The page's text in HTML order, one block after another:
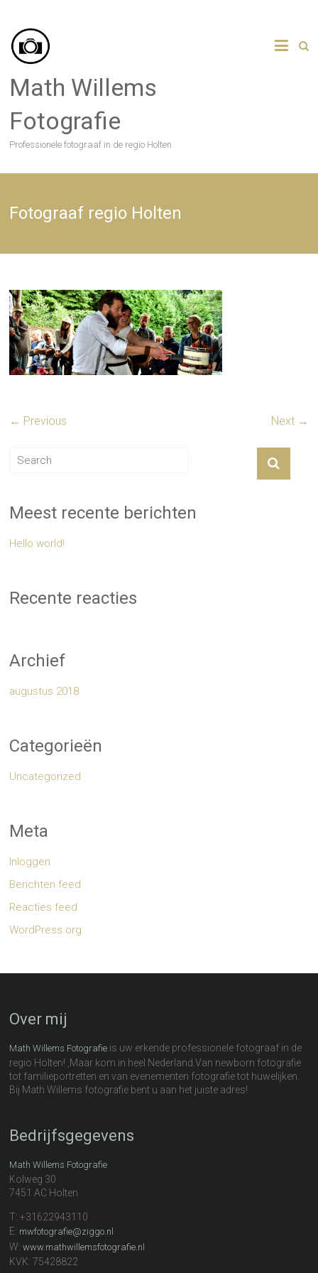
content
Math Willems
Fotografie
Professionele fotograaf in de regio Holten
Fotograaf regio Holten
← Previous Next →
Meest recente berichten
Hello world!
Recente reacties
Archief
augustus 2018
Categorieën
Uncategorized
Meta
Inloggen
Berichten feed
Reacties feed
WordPress.org
Over mij
Math Willems Fotografie is uw erkende professionele fotograaf in de
regio Holten! ,Maar kom in heel Nederland.Van newborn fotografie
tot familieportretten en van evenementen fotografie tot huwelijken.
Bij Math Willems fotografie bent u aan het juiste adres!
Bedrijfsgegevens
Math Willems Fotografie
Kolweg 30
7451 AC Holten
T: +31622943110
E: mwfotografie@ziggo.nl
W:www.mathwillemsfotografie.nl
KVK: 75428822